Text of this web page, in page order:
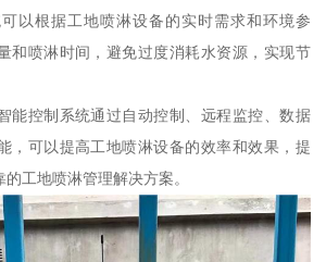
以根据工地喷淋设备的实时需求和环境参
和喷淋时间，避免过度消耗水资源，实现节
能控制系统通过自动控制、远程监控、数据
，可以提高工地喷淋设备的效率和效果，提
工地喷淋管理解决方案。